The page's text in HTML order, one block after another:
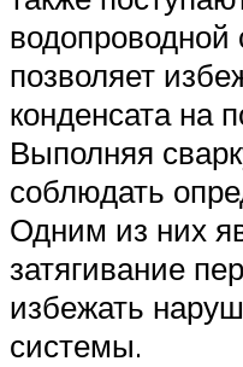
позволяет
конденсата на
Выполняя
соблюдать
Одним из них
затягивание
избежать
системы.